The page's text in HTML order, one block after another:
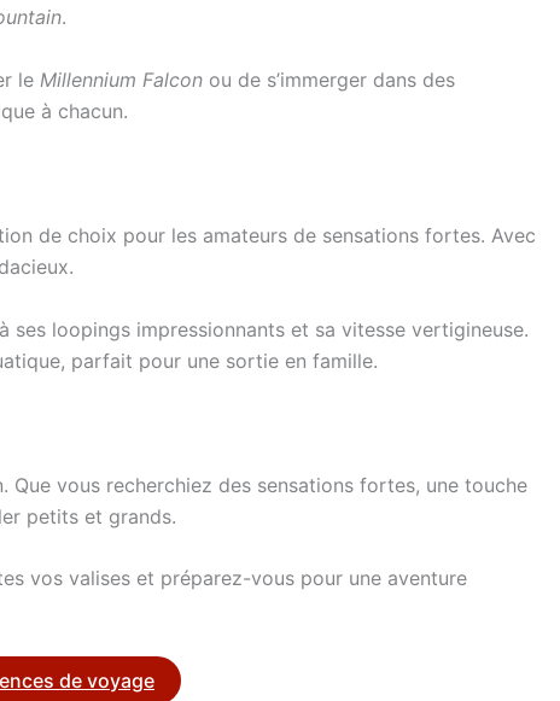
.
le Millennium Falcon ou de s’immerger dans des
à chacun.
de choix pour les amateurs de sensations fortes. Avec
ses loopings impressionnants et sa vitesse vertigineuse.
parfait pour une sortie en famille.
vous recherchiez des sensations fortes, une touche
petits et grands.
vos valises et préparez-vous pour une aventure
de voyage